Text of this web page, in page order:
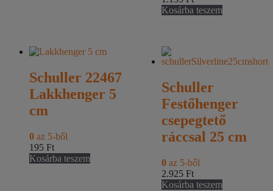
Kosárba teszem
Schuller 22467
Lakkhenger 5
cm
0 az 5-ből
195 Ft
Kosárba teszem
Schuller
Festőhenger
csepegtető
ráccsal 25 cm
0 az 5-ből
2.925 Ft
Kosárba teszem